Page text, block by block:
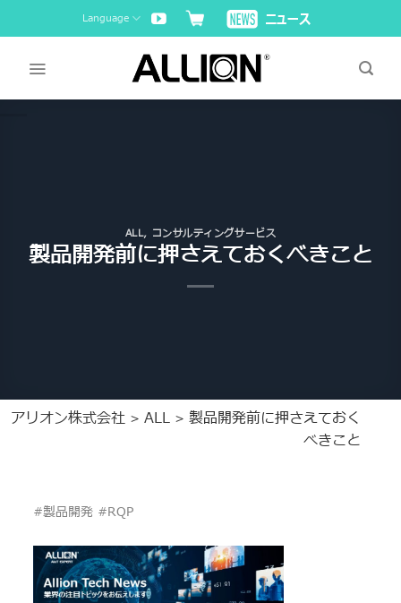
to
Language
ALL, コンサルティングサービス
製品開発前に押さえておくべきこと
アリオン株式会社 >ALL >製品開発前に押さえておく
べきこと
#製品開発 #RQP